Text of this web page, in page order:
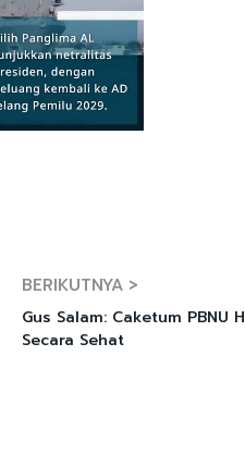
BERIKUTNYA >
Gus Salam: Caketum PBNU
Secara Sehat